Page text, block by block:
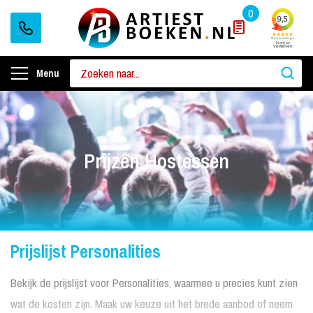
0
Menu
Prijzen Hostessen
Prijslijst Personalities
Bekijk de prijslijst voor Personalities, waarmee u precies kunt zien
wat de kosten zijn. Maak uw keuze uit het brede aanbod of neem